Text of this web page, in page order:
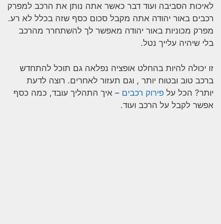
לאיכות הסביבה ועוד דבר כאשר אתה נותן את הרכב למפרק
רכבים באור יהודה אתה מקבל סכום כסף שזה בכלל לא רע.
מפרק מכוניות באור יהודה מאפשר לך להשתחרר מהרכב
בלי שיהיה עלייך נטל.
זו יכולה להיות בהחלט אופציה נפלאה גם תוכל להתחדש
ברכב טוב ובטוח יותר , וגם תעזור לאחרים. רוצה לדעת
יותר? הכל על פירוק רכבים – איך התהליך עובד, כמה כסף
אפשר לקבל על הרכב ועוד.